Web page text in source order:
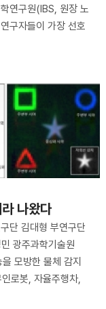
연구원(IBS, 원장 노
구자들이 가장 선호
나왔다
단 김대형 부연구단
광주과학기술원
모방한 물체 감지
로봇, 자율주행차,